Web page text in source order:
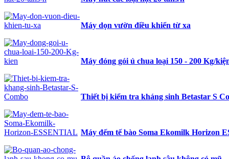
Máy dọn vườn điều khiển từ xa
Máy đóng gói ủ chua loại 150 - 200 Kg/
Thiết bị kiểm tra kháng sinh Betastar S
Máy đếm tế bào Soma Ekomilk Horizon